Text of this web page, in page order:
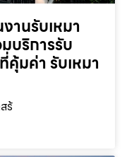
านรับเหมา
บริการรับ
คุ้มค่า รับเหมา
ร้